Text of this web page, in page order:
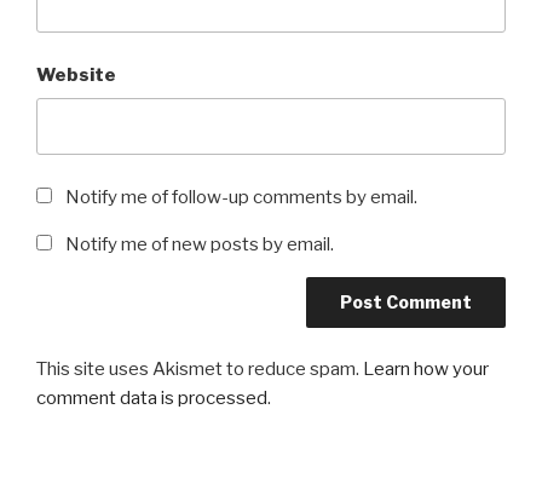
Website
Notify me of follow-up comments by email.
Notify me of new posts by email.
This site uses Akismet to reduce spam. Learn how your
comment data is processed.